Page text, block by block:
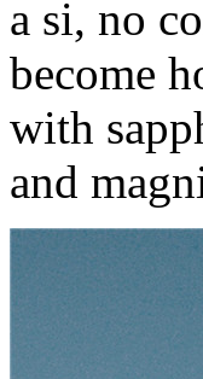
a si, no
become
with
and